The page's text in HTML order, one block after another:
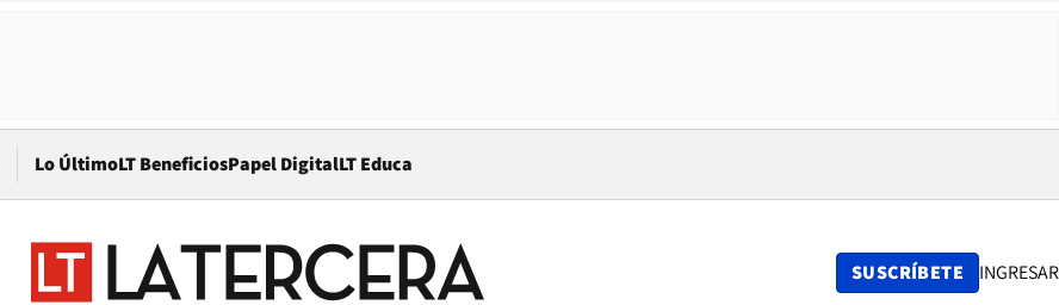
Lo ÚltimoLT BeneficiosPapel DigitalOpens in new window
LT Educa
SUSCRÍBETE INGRESAR